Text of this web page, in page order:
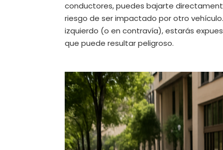
conductores, puedes bajarte
riesgo de ser impactado por otro
izquierdo (o en contravía), estarás
que puede resultar peligroso.